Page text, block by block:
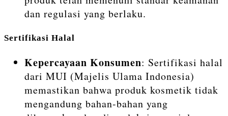
dan regulasi yang berlaku.
Sertifikasi Halal
Kepercayaan Konsumen: Sertifikasi halal
dari MUI (Majelis Ulama Indonesia)
memastikan bahwa produk kosmetik tidak
mengandung bahan-bahan yang